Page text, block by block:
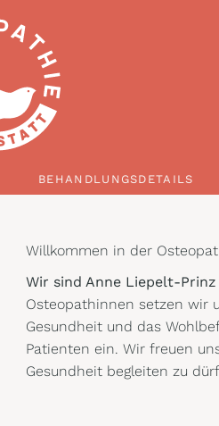
BEHANDLUNGSDETAILS
Willkommen in der
Wir sind Anne Liepelt-
Osteopathinnen setzen wir
Gesundheit und das
Patienten ein. Wir freuen
Gesundheit begleiten zu
BEHANDLUNGSDETAILS